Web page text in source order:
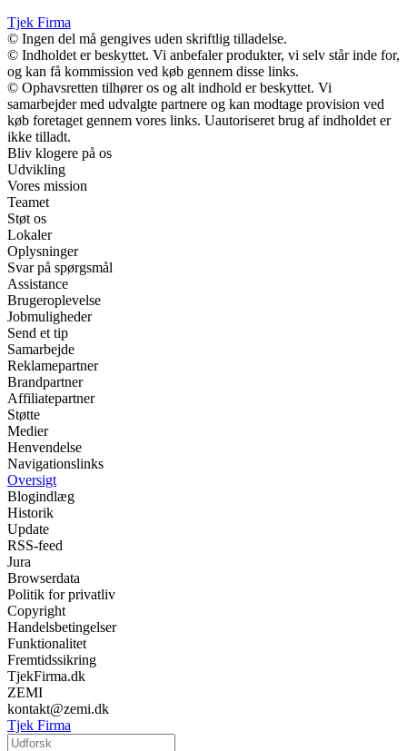
Tjek Firma
© Ingen del må gengives uden skriftlig tilladelse.
© Indholdet er beskyttet. Vi anbefaler produkter, vi selv står inde for,
og kan få kommission ved køb gennem disse links.
© Ophavsretten tilhører os og alt indhold er beskyttet. Vi
samarbejder med udvalgte partnere og kan modtage provision ved
køb foretaget gennem vores links. Uautoriseret brug af indholdet er
ikke tilladt.
Bliv klogere på os
Udvikling
Vores mission
Teamet
Støt os
Lokaler
Oplysninger
Svar på spørgsmål
Assistance
Brugeroplevelse
Jobmuligheder
Send et tip
Samarbejde
Reklamepartner
Brandpartner
Affiliatepartner
Støtte
Medier
Henvendelse
Navigationslinks
Oversigt
Blogindlæg
Historik
Update
RSS-feed
Jura
Browserdata
Politik for privatliv
Copyright
Handelsbetingelser
Funktionalitet
Fremtidssikring
TjekFirma.dk
ZEMI
kontakt@zemi.dk
Tjek Firma